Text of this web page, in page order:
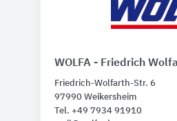
WOLFA - Friedrich
Friedrich-Wolfarth-Str. 6
97990 Weikersheim
Tel. +49 7934 91910